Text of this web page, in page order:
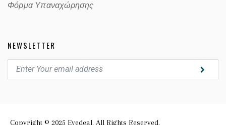
Φόρμα Υπαναχώρησης
NEWSLETTER
Copyright © 2025 Eyedeal. All Rights Reserved.